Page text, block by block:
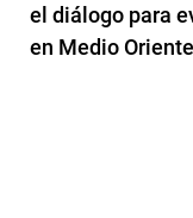
el diálogo para
en Medio Oriente